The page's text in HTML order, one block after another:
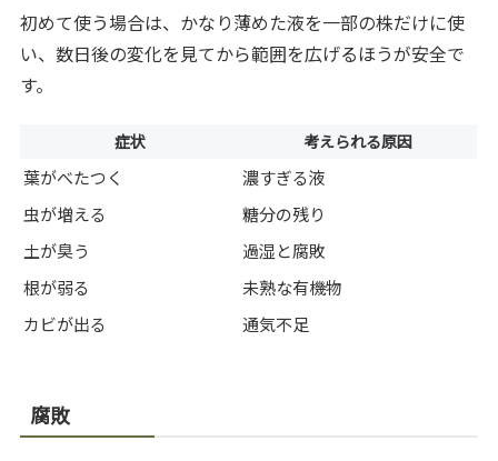
初めて使う場合は、かなり薄めた液を一部の株だけに使
い、数日後の変化を見てから範囲を広げるほうが安全で
す。
症状 考えられる原因
葉がべたつく
濃すぎる液
虫が増える
糖分の残り
土が臭う
過湿と腐敗
根が弱る
未熟な有機物
カビが出る
通気不足
腐敗